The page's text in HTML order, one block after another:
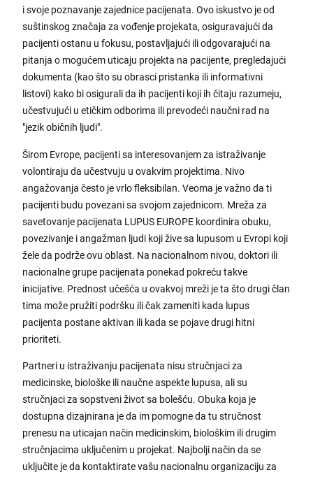
i svoje poznavanje zajednice pacijenata. Ovo iskustvo je od
suštinskog značaja za vođenje projekata, osiguravajući da
pacijenti ostanu u fokusu, postavljajući ili odgovarajući na
pitanja o mogućem uticaju projekta na pacijente, pregledajući
dokumenta (kao što su obrasci pristanka ili informativni
listovi) kako bi osigurali da ih pacijenti koji ih čitaju razumeju,
učestvujući u etičkim odborima ili prevodeći naučni rad na
"jezik običnih ljudi".
Širom Evrope, pacijenti sa interesovanjem za istraživanje
volontiraju da učestvuju u ovakvim projektima. Nivo
angažovanja često je vrlo fleksibilan. Veoma je važno da ti
pacijenti budu povezani sa svojom zajednicom. Mreža za
savetovanje pacijenata LUPUS EUROPE koordinira obuku,
povezivanje i angažman ljudi koji žive sa lupusom u Evropi koji
žele da podrže ovu oblast. Na nacionalnom nivou, doktori ili
nacionalne grupe pacijenata ponekad pokreću takve
inicijative. Prednost učešća u ovakvoj mreži je ta što drugi član
tima može pružiti podršku ili čak zameniti kada lupus
pacijenta postane aktivan ili kada se pojave drugi hitni
prioriteti.
Partneri u istraživanju pacijenata nisu stručnjaci za
medicinske, biološke ili naučne aspekte lupusa, ali su
stručnjaci za sopstveni život sa bolešću. Obuka koja je
dostupna dizajnirana je da im pomogne da tu stručnost
prenesu na uticajan način medicinskim, biološkim ili drugim
stručnjacima uključenim u projekat. Najbolji način da se
uključite je da kontaktirate vašu nacionalnu organizaciju za